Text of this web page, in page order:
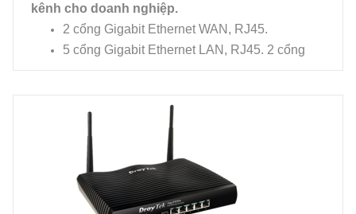
kênh cho doanh nghiệp.
2 cổng Gigabit Ethernet WAN, RJ45.
5 cổng Gigabit Ethernet LAN, RJ45. 2 cổng